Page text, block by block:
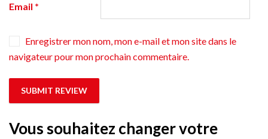
Email *
Enregistrer mon nom, mon e-mail et mon site dans le
navigateur pour mon prochain commentaire.
Vous souhaitez changer votre